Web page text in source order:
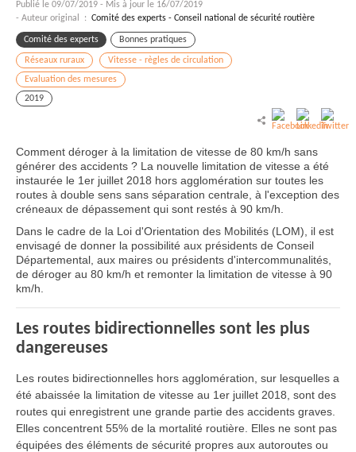
Publié le 09/07/2019 - Mis à jour le 16/07/2019
- Auteur original : Comité des experts - Conseil national de sécurité routière
Comité des experts Bonnes pratiques
Réseaux ruraux
Vitesse - règles de circulation
Evaluation des mesures
2019
Comment déroger à la limitation de vitesse de 80 km/h sans
générer des accidents ? La nouvelle limitation de vitesse a été
instaurée le 1er juillet 2018 hors agglomération sur toutes les
routes à double sens sans séparation centrale, à l'exception des
créneaux de dépassement qui sont restés à 90 km/h.
Dans le cadre de la Loi d'Orientation des Mobilités (LOM), il est
envisagé de donner la possibilité aux présidents de Conseil
Départemental, aux maires ou présidents d'intercommunalités,
de déroger au 80 km/h et remonter la limitation de vitesse à 90
km/h.
Les routes bidirectionnelles sont les plus
dangereuses
Les routes bidirectionnelles hors agglomération, sur lesquelles a
été abaissée la limitation de vitesse au 1er juillet 2018, sont des
routes qui enregistrent une grande partie des accidents graves.
Elles concentrent 55% de la mortalité routière. Elles ne sont pas
équipées des éléments de sécurité propres aux autoroutes ou